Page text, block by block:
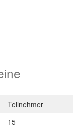
Teilnehmer
15